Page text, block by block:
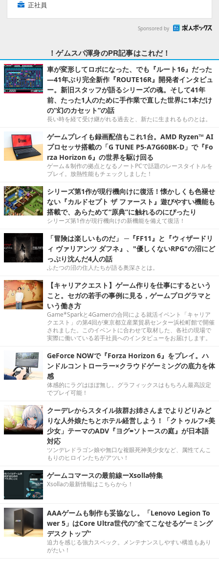
正社員
Sponsored by
！ゲムスパ渾身のPR記事はこれだ！
車が変形してロボになった、でも『ルート16』だった
―41年ぶり完全新作『ROUTE16R』開発者インタビュ
ー。新旧スタッフが語るシリーズの魂。そして41年
前、たった1人のために手作業で直した世界に1本だけ
の“幻のカセット”の話
長い時を経て受け継がれる過去と、新たに生まれるものとは。
ゲームプレイも録画配信もこれ1台。AMD Ryzen™ AI
プロセッサ搭載の「G TUNE P5-A7G60BK-D」で『Fo
rza Horizon 6』の世界を駆け回る
ゲーム＆制作の拠点となるノートPCで話題のレースタイトルを
プレイ。放熱性能もチェックしました！
シリーズ第1作が現行機向けに復活！懐かしくも色褪せ
ない『カルドセプト ザ ファースト』遊びやすい機能も
搭載で、あらためて“原典”に触れるのにぴったり
シリーズ第1作が現行機向けの新機能を備えて復活！
「冒険は楽しいものだ」 ─『FF11』と『ウィザードリ
ィ ヴァリアンツ ダフネ』、"優しくないRPG"の沼にど
っぷり沈んだ4人の話
ふたつの沼の住人たちが語る奥深さとは。
【キャリアクエスト】ゲーム作りを仕事にするという
こと。セガの若手の事例に見る，ゲームプログラマと
いう働き方
Game*Sparkと4Gamerの合同による就活イベント「キャリア
クエスト」の第4回が東京都立産業貿易センター浜松町館で開催
されました。このイベントに合わせて取材した、各社の現場で
実際に働いている若手社員へのインタビューをお届けします。
GeForce NOWで『Forza Horizon 6』をプレイ。ハ
ンドルコントローラー×クラウドゲーミングの底力を体
感
体感的にラグはほぼ無し。グラフィックスはもちろん最高設定
でプレイ可能！
クーデレからスタイル抜群お姉さんまでよりどりみど
りな人外娘たちとホテル経営しよう！「クトゥルフ×美
少女」テーマのADV『ヨグ=ソトースの庭』が日本語
対応
ツンデレドラゴン娘や無口な複眼死神美少女など、属性てんこ
もりのヒロインたちがアツい！
ゲームコマースの最前線ーXsolla特集
Xsollaの最新情報はこちらから！
AAAゲームも制作も妥協なし。「Lenovo Legion To
wer 5」はCore Ultra世代の“全てこなせるゲーミング
デスクトップ”
迫力を感じる強力スペック。メンテナンスしやすい構造もあり
がたい！